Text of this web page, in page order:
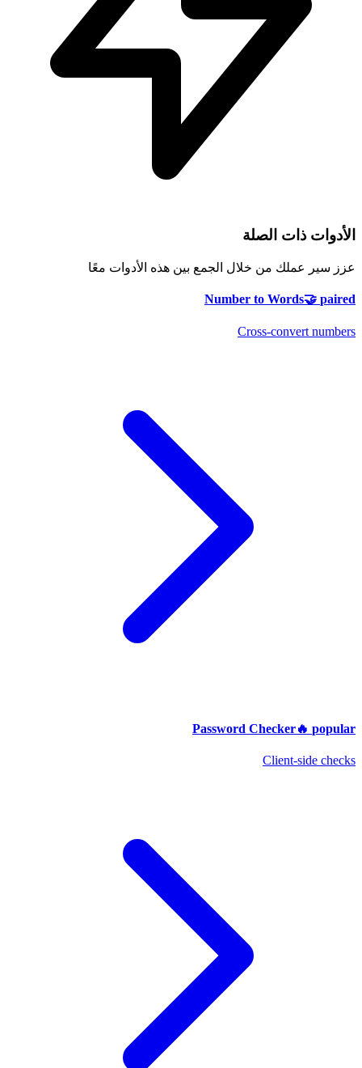
الأدوات ذات الصلة
عزز سير عملك من خلال الجمع بين هذه الأدوات معًا
Number to Words🤝 paired
Cross-convert numbers
Password Checker🔥 popular
Client-side checks